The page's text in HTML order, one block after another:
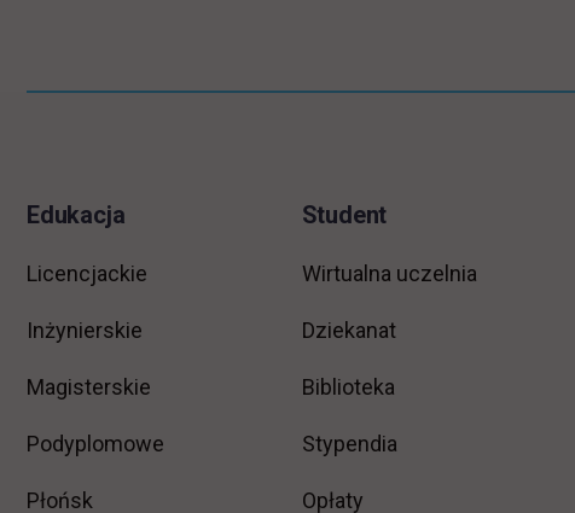
Edukacja
Licencjackie
Inżynierskie
Magisterskie
Podyplomowe
Płońsk
Student
Wirtualna uczelnia
Dziekanat
Biblioteka
Stypendia
Opłaty